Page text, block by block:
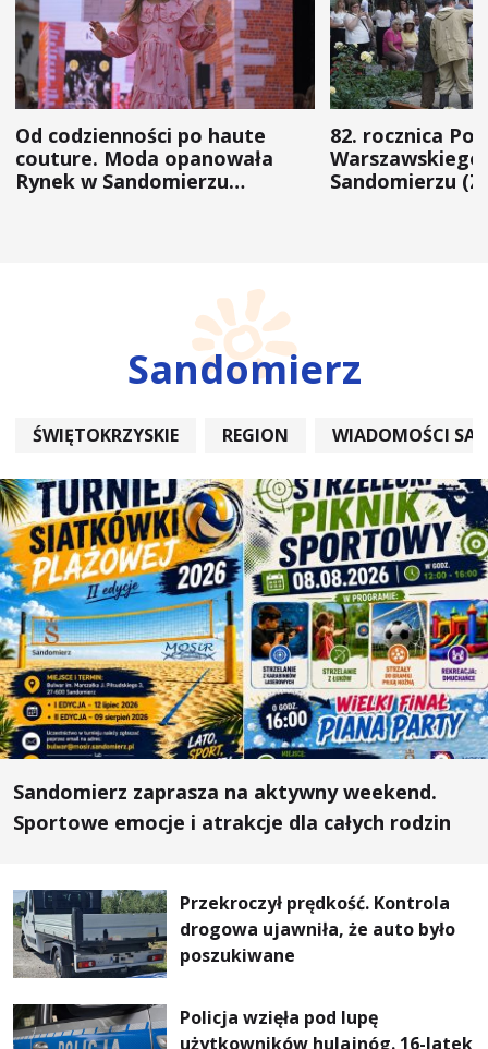
Od codzienności po haute
couture. Moda opanowała
Rynek w Sandomierzu
82. rocznica
Warszawskiego
Sandomierzu
Sandomierz
ŚWIĘTOKRZYSKIE REGION WIADOMOŚCI
Sandomierz zaprasza na aktywny weekend.
Sportowe emocje i atrakcje dla całych rodzin
Przekroczył prędkość. Kontrola
drogowa ujawniła, że auto było
poszukiwane
Policja wzięła pod lupę
użytkowników hulajnóg. 16-latek